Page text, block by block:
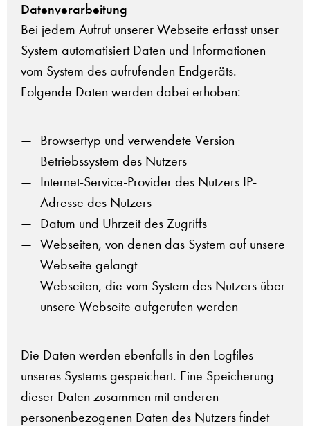
Datenverarbeitung
Bei jedem Aufruf unserer Webseite erfasst unser
System automatisiert Daten und Informationen
vom System des aufrufenden Endgeräts.
Folgende Daten werden dabei erhoben:
Browsertyp und verwendete Version
Betriebssystem des Nutzers
Internet-Service-Provider des Nutzers IP-
Adresse des Nutzers
Datum und Uhrzeit des Zugriffs
Webseiten, von denen das System auf unsere
Webseite gelangt
Webseiten, die vom System des Nutzers über
unsere Webseite aufgerufen werden
Die Daten werden ebenfalls in den Logfiles
unseres Systems gespeichert. Eine Speicherung
dieser Daten zusammen mit anderen
personenbezogenen Daten des Nutzers findet